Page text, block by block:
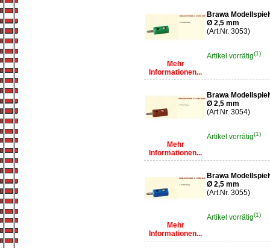
Mehr
Informationen...
Brawa
Ø 2,5 mm
(Art.Nr. 3053)
Artikel vorrätig(1)
Mehr
Informationen...
Brawa
Ø 2,5 mm
(Art.Nr. 3054)
Artikel vorrätig(1)
Mehr
Informationen...
Brawa
Ø 2,5 mm
(Art.Nr. 3055)
Artikel vorrätig(1)